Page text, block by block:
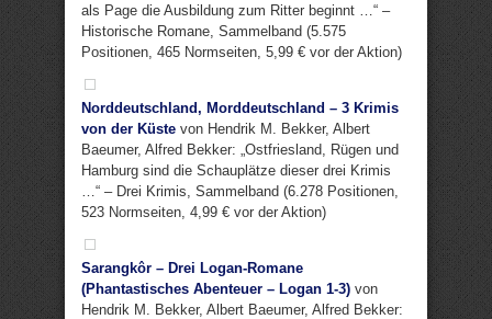
als Page die Ausbildung zum Ritter beginnt …“ –
Historische Romane, Sammelband (5.575
Positionen, 465 Normseiten, 5,99 € vor der Aktion)
Norddeutschland, Morddeutschland – 3 Krimis
von der Küste von Hendrik M. Bekker, Albert
Baeumer, Alfred Bekker: „Ostfriesland, Rügen und
Hamburg sind die Schauplätze dieser drei Krimis
…“ – Drei Krimis, Sammelband (6.278 Positionen,
523 Normseiten, 4,99 € vor der Aktion)
Sarangkôr – Drei Logan-Romane
(Phantastisches Abenteuer – Logan 1-3) von
Hendrik M. Bekker, Albert Baeumer, Alfred Bekker: